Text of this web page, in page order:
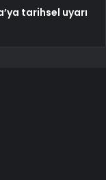
tarihsel uyarı